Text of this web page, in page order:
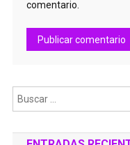
comentario.